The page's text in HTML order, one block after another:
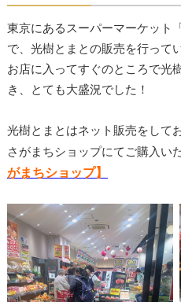
東京にあるスーパーマーケット
で、光樹とまとの販売を行って
お店に入ってすぐのところで光
き、とても大盛況でした！
光樹とまとはネット販売をして
さがまちショップにてご購入い
がまちショップ】